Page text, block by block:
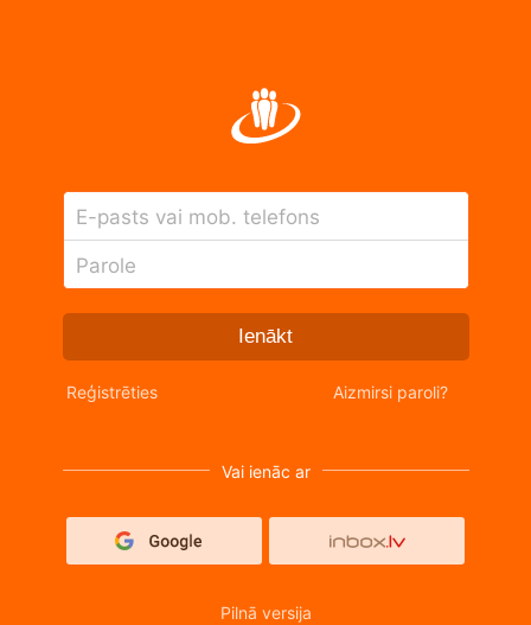
E-pasts vai mob. telefons
Parole
Ienākt
Reģistrēties Aizmirsi paroli?
Vai ienāc ar
Pilnā versija